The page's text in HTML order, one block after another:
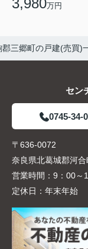
万円
郡三郷町の戸建(売買)
セン
0745-34-
〒636-0072
奈良県北葛城郡河
営業時間： 9：00～
定休日： 年末年始